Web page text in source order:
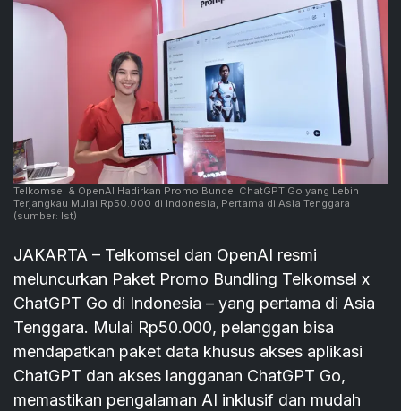
Telkomsel & OpenAI Hadirkan Promo Bundel ChatGPT Go yang Lebih
Terjangkau Mulai Rp50.000 di Indonesia, Pertama di Asia Tenggara
(sumber: Ist)
JAKARTA – Telkomsel dan OpenAI resmi
meluncurkan Paket Promo Bundling Telkomsel x
ChatGPT Go di Indonesia – yang pertama di Asia
Tenggara. Mulai Rp50.000, pelanggan bisa
mendapatkan paket data khusus akses aplikasi
ChatGPT dan akses langganan ChatGPT Go,
memastikan pengalaman AI inklusif dan mudah